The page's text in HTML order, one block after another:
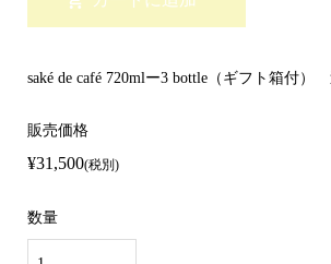
saké de café 720mlー3 bottle（ギフト箱付）
販売価格
¥31,500(税別)
数量